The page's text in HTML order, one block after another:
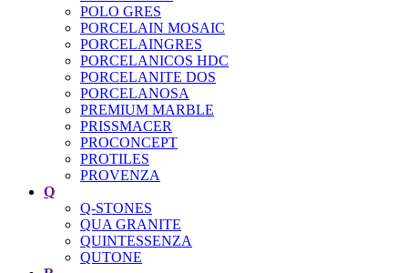
POLO GRES
PORCELAIN MOSAIC
PORCELAINGRES
PORCELANICOS HDC
PORCELANITE DOS
PORCELANOSA
PREMIUM MARBLE
PRISSMACER
PROCONCEPT
PROTILES
PROVENZA
Q
Q-STONES
QUA GRANITE
QUINTESSENZA
QUTONE